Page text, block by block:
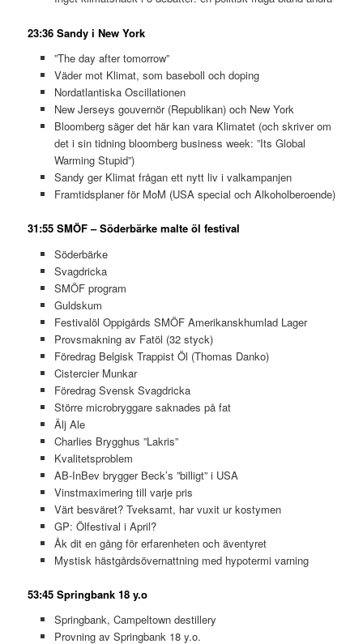
23:36 Sandy i New York
”The day after tomorrow”
Väder mot Klimat, som baseboll och doping
Nordatlantiska Oscillationen
New Jerseys gouvernör (Republikan) och New York
Bloomberg säger det här kan vara Klimatet (och skriver om
det i sin tidning bloomberg business week: ”Its Global
Warming Stupid”)
Sandy ger Klimat frågan ett nytt liv i valkampanjen
Framtidsplaner för MoM (USA special och Alkoholberoende)
31:55 SMÖF – Söderbärke malte öl festival
Söderbärke
Svagdricka
SMÖF program
Guldskum
Festivalöl Oppigårds SMÖF Amerikanskhumlad Lager
Provsmakning av Fatöl (32 styck)
Föredrag Belgisk Trappist Öl (Thomas Danko)
Cistercier Munkar
Föredrag Svensk Svagdricka
Större microbryggare saknades på fat
Älj Ale
Charlies Brygghus ”Lakris”
Kvalitetsproblem
AB-InBev brygger Beck’s ”billigt” i USA
Vinstmaximering till varje pris
Värt besväret? Tveksamt, har vuxit ur kostymen
GP: Ölfestival i April?
Åk dit en gång för erfarenheten och äventyret
Mystisk hästgårdsövernattning med hypotermi varning
53:45 Springbank 18 y.o
Springbank, Campeltown destillery
Provning av Springbank 18 y.o.